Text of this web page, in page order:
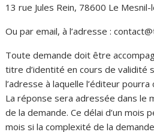
13 rue Jules Rein, 78600 Le Mesnil-
Ou par email, à l’adresse :
Toute demande doit être
titre d’identité en cours de validité
l’adresse à laquelle l’éditeur
La réponse sera adressée dans le
de la demande. Ce délai d’un
mois si la complexité de la